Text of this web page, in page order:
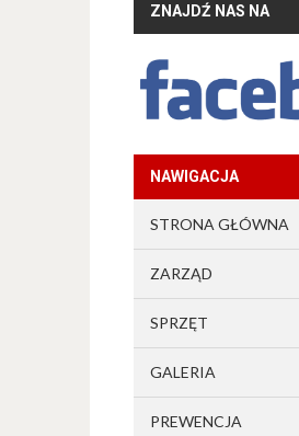
ZNAJDŹ NAS NA
NAWIGACJA
STRONA GŁÓWNA
ZARZĄD
SPRZĘT
GALERIA
PREWENCJA